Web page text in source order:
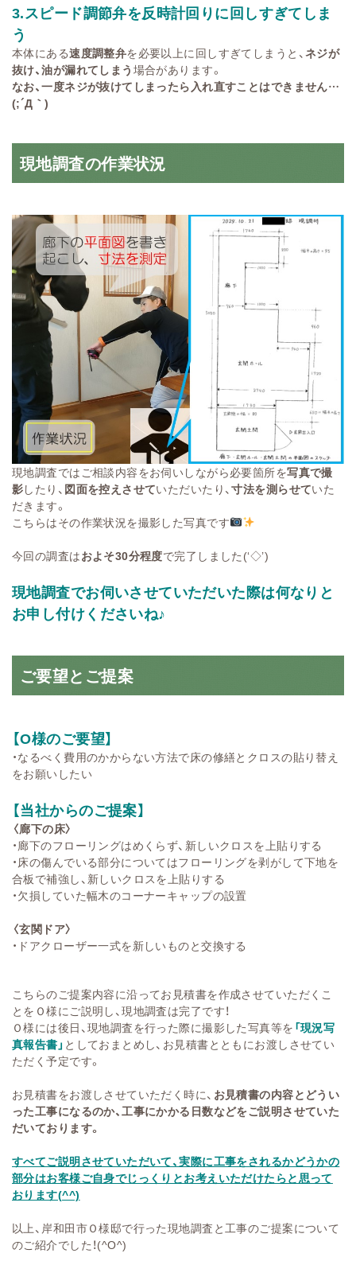
3.スピード調節弁を反時計回りに回しすぎてしま
う
本体にある速度調整弁を必要以上に回しすぎてしまうと、 ネジが
抜け、油が漏れてしまう 場合があります。
なお、一度ネジが抜けてしまったら入れ直すことはできません…
(;´Д｀)
現地調査の作業状況
現地調査ではご相談内容をお伺いしながら必要箇所を写真で撮
影したり、 図面を控えさせていただいたり、寸法を測らせていた
だきます。
こちらはその作業状況を撮影した写真です
今回の調査はおよそ30分程度で完了しました(‘◇’)ゞ
現地調査でお伺いさせていただいた際は何なりと
お申し付けくださいね♪
ご要望とご提案
【O様のご要望】
・なるべく費用のかからない方法で床の修繕とクロスの貼り替え
をお願いしたい
【当社からのご提案】
〈廊下の床〉
・廊下のフローリングはめくらず、新しいクロスを上貼りする
・床の傷んでいる部分についてはフローリングを剥がして下地を
合板で補強し、新しいクロスを上貼りする
・欠損していた幅木のコーナーキャップの設置
〈玄関ドア〉
・ドアクローザー一式を新しいものと交換する
こちらのご提案内容に沿ってお見積書を作成させていただくこ
とをＯ様にご説明し、現地調査は完了です！
Ｏ様には後日、現地調査を行った際に撮影した写真等を 「現況写
真報告書」 としておまとめし、お見積書とともにお渡しさせてい
ただく予定です。
お見積書をお渡しさせていただく時に、 お見積書の内容とどうい
った工事になるのか、工事にかかる日数などをご説明させていた
だいております。
すべてご説明させていただいて、実際に工事をされるかどうかの
部分はお客様ご自身でじっくりとお考えいただけたらと思って
おります(^^)
以上、岸和田市Ｏ様邸で行った現地調査と工事のご提案について
のご紹介でした！(^O^)